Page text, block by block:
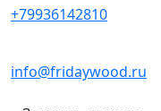
+79936142810
info@fridaywood.ru